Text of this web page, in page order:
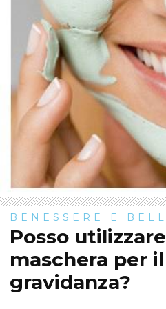
BENESSERE E
Posso
maschera per
gravidanza?